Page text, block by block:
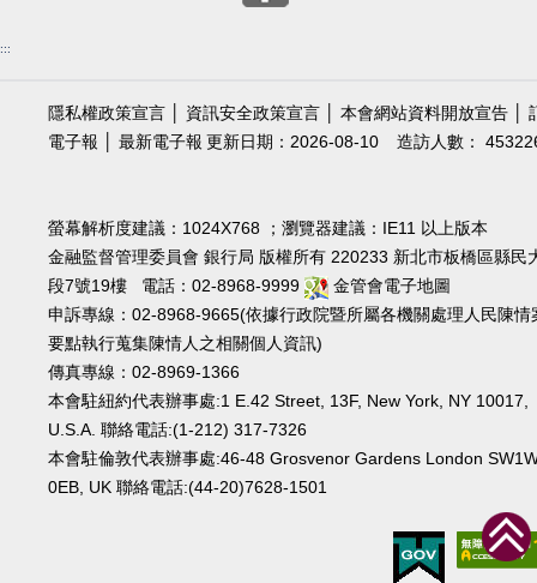
:::
隱私權政策宣言 資訊安全政策宣言 本會網站資料開放宣告
電子報
最新電子報 造訪人數：
更新日期：2026-08-10
螢幕解析度建議：1024X768 ；瀏覽器建議：IE11 以上版本
金融監督管理委員會 銀行局 版權所有 220233 新北市板橋區縣民
段7號19樓 電話：02-8968-9999
金管會電子地圖
申訴專線：02-8968-9665(依據行政院暨所屬各機關處理人民陳情
要點執行蒐集陳情人之相關個人資訊)
傳真專線：02-8969-1366
本會駐紐約代表辦事處:1 E.42 Street, 13F, New York, NY 10017,
U.S.A. 聯絡電話:(1-212) 317-7326
本會駐倫敦代表辦事處:46-48 Grosvenor Gardens London
0EB, UK 聯絡電話:(44-20)7628-1501